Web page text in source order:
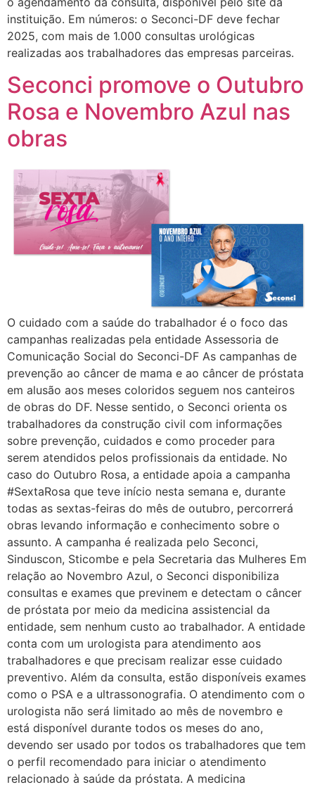
instituição. Em números: o Seconci-DF deve fechar
2025, com mais de 1.000 consultas urológicas
realizadas aos trabalhadores das empresas parceiras.
Seconci promove o Outubro
Rosa e Novembro Azul nas
obras
O cuidado com a saúde do trabalhador é o foco das
campanhas realizadas pela entidade Assessoria de
Comunicação Social do Seconci-DF As campanhas de
prevenção ao câncer de mama e ao câncer de próstata
em alusão aos meses coloridos seguem nos canteiros
de obras do DF. Nesse sentido, o Seconci orienta os
trabalhadores da construção civil com informações
sobre prevenção, cuidados e como proceder para
serem atendidos pelos profissionais da entidade. No
caso do Outubro Rosa, a entidade apoia a campanha
#SextaRosa que teve início nesta semana e, durante
todas as sextas-feiras do mês de outubro, percorrerá
obras levando informação e conhecimento sobre o
assunto. A campanha é realizada pelo Seconci,
Sinduscon, Sticombe e pela Secretaria das Mulheres Em
relação ao Novembro Azul, o Seconci disponibiliza
consultas e exames que previnem e detectam o câncer
de próstata por meio da medicina assistencial da
entidade, sem nenhum custo ao trabalhador. A entidade
conta com um urologista para atendimento aos
trabalhadores e que precisam realizar esse cuidado
preventivo. Além da consulta, estão disponíveis exames
como o PSA e a ultrassonografia. O atendimento com o
urologista não será limitado ao mês de novembro e
está disponível durante todos os meses do ano,
devendo ser usado por todos os trabalhadores que tem
o perfil recomendado para iniciar o atendimento
relacionado à saúde da próstata. A medicina